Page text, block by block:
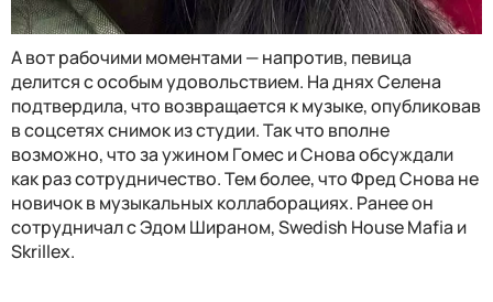
А вот рабочими моментами — напротив, певица
делится с особым удовольствием. На днях Селена
подтвердила, что возвращается к музыке, опубликовав
в соцсетях снимок из студии. Так что вполне
возможно, что за ужином Гомес и Снова обсуждали
как раз сотрудничество. Тем более, что Фред Снова не
новичок в музыкальных коллаборациях. Ранее он
сотрудничал с Эдом Шираном, Swedish House Mafia и
Skrillex.